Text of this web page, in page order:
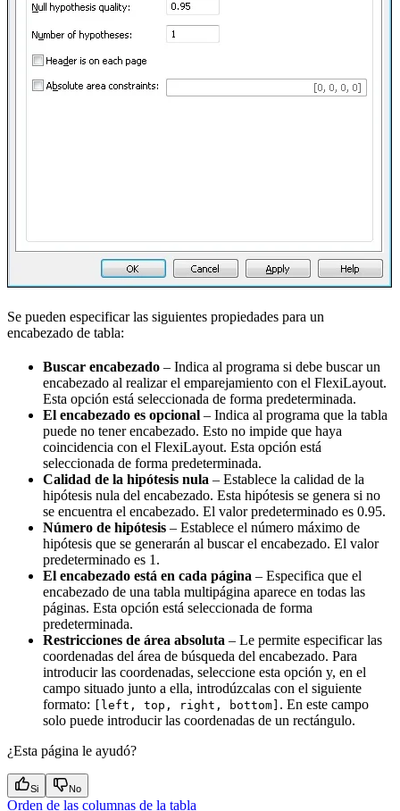
Se pueden especificar las siguientes propiedades para un
encabezado de tabla:
Buscar encabezado – Indica al programa si debe buscar un
encabezado al realizar el emparejamiento con el FlexiLayout.
Esta opción está seleccionada de forma predeterminada.
El encabezado es opcional – Indica al programa que la tabla
puede no tener encabezado. Esto no impide que haya
coincidencia con el FlexiLayout. Esta opción está
seleccionada de forma predeterminada.
Calidad de la hipótesis nula – Establece la calidad de la
hipótesis nula del encabezado. Esta hipótesis se genera si no
se encuentra el encabezado. El valor predeterminado es 0.95.
Número de hipótesis – Establece el número máximo de
hipótesis que se generarán al buscar el encabezado. El valor
predeterminado es 1.
El encabezado está en cada página – Especifica que el
encabezado de una tabla multipágina aparece en todas las
páginas. Esta opción está seleccionada de forma
predeterminada.
Restricciones de área absoluta – Le permite especificar las
coordenadas del área de búsqueda del encabezado. Para
introducir las coordenadas, seleccione esta opción y, en el
campo situado junto a ella, introdúzcalas con el siguiente
formato:
[left, top, right, bottom] . En este campo
solo puede introducir las coordenadas de un rectángulo.
¿Esta página le ayudó?
Si No
Orden de las columnas de la tabla